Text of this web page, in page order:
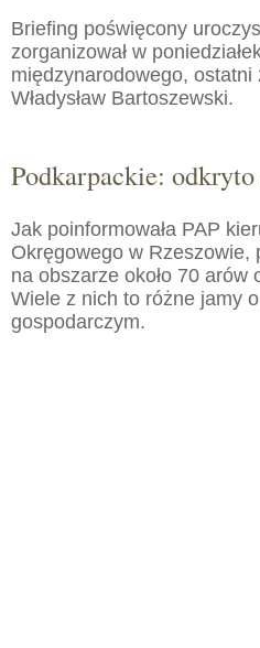
Briefing poświęcony
zorganizował w
międzynarodowego, ostatni
Władysław Bartoszewski.
Podkarpackie:
Jak poinformowała PAP
Okręgowego w
na obszarze około 70
Wiele z nich to różne jamy
gospodarczym.